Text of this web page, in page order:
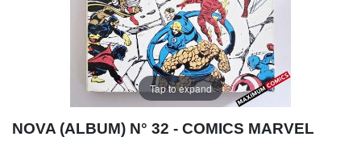
Tap to expand
NOVA (ALBUM) N° 32 - COMICS MARVEL